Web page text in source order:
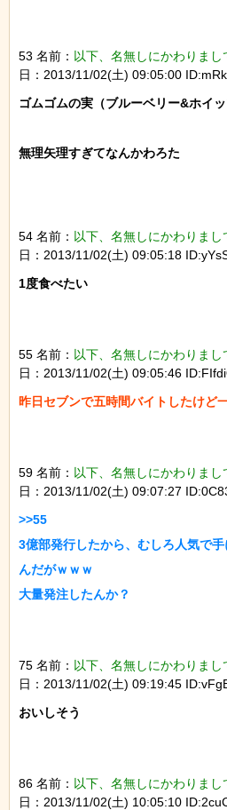
53 名前： 以下、名無しにかわりま
日：2013/11/02(土) 09:05:00
ゴムゴムの実（ブルーベリー&ホイッ
無理矢理すぎてなんかわろた
54 名前： 以下、名無しにかわりま
日：2013/11/02(土) 09:05:18
1度食べたい
55 名前： 以下、名無しにかわりま
日：2013/11/02(土) 09:05:46
59 名前： 以下、名無しにかわりま
日：2013/11/02(土) 09:07:27
>>55
3億部発行したから、むしろ人気で
んだがｗｗｗ
75 名前： 以下、名無しにかわりま
日：2013/11/02(土) 09:19:45
おいしそう
86 名前： 以下、名無しにかわりま
日：2013/11/02(土) 10:05:10